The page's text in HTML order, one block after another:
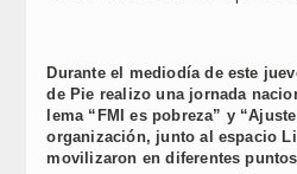
Durante el mediodía de este
de Pie realizo una jornada
lema “FMI es pobreza” y
organización, junto al espacio
movilizaron en diferentes